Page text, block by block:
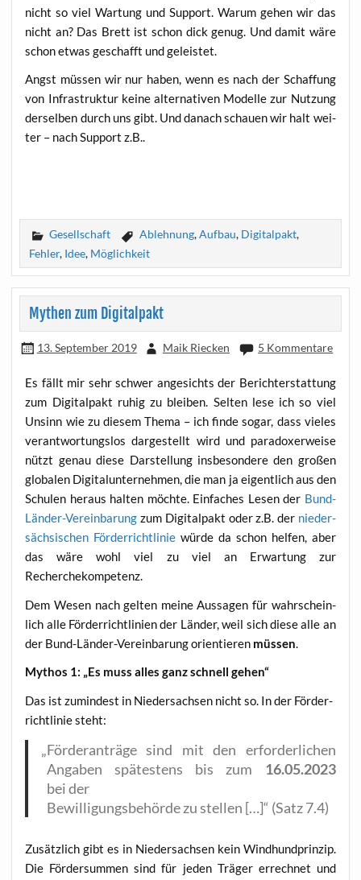
nicht so viel War­tung und Sup­port. War­um gehen wir das
nicht an? Das Brett ist schon dick genug. Und damit wäre
schon etwas geschafft und geleistet.
Angst müs­sen wir nur haben, wenn es nach der Schaf­fung
von Infra­struk­tur kei­ne alter­na­ti­ven Model­le zur Nut­zung
der­sel­ben durch uns gibt. Und danach schau­en wir halt wei­
ter – nach Sup­port z.B..
Gesellschaft Ablehnung,Aufbau, Digitalpakt,
Fehler, Idee, Möglichkeit
Mythen zum Digitalpakt
13. September 2019 Maik Riecken 5 Kommentare
Es fällt mir sehr schwer ange­sichts der Bericht­erstat­tung
zum Digi­tal­pakt ruhig zu blei­ben. Sel­ten lese ich so viel
Unsinn wie zu die­sem The­ma – ich fin­de sogar, dass vie­les
ver­ant­wor­tungs­los dar­ge­stellt wird und para­do­xer­wei­se
nützt genau die­se Dar­stel­lung ins­be­son­de­re den gro­ßen
glo­ba­len Digi­tal­un­ter­neh­men, die man ja eigent­lich aus den
Schu­len her­aus hal­ten möch­te. Ein­fa­ches Lesen der Bund-
Län­der-Ver­ein­ba­rung zum Digi­tal­pakt oder z.B. der nie­der­
säch­si­schen För­der­richt­li­nie wür­de da schon hel­fen, aber
das wäre wohl viel zu viel an Erwar­tung zur
Recherchekompetenz.
Dem Wesen nach gel­ten mei­ne Aus­sa­gen für wahr­schein­
lich alle För­der­richt­li­ni­en der Län­der, weil sich die­se alle an
der Bund-Län­der-Ver­ein­ba­rung ori­en­tie­ren müs­sen.
Mythos 1: „Es muss alles ganz schnell gehen“
Das ist zumin­dest in Nie­der­sach­sen nicht so. In der För­der­
richt­li­nie steht:
„För­der­an­trä­ge sind mit den erfor­der­li­chen
Anga­ben spä­tes­tens bis zum 16.05.2023
bei der
Bewil­li­gungs­be­hör­de zu stel­len […]“ (Satz 7.4)
Zusätz­lich gibt es in Nie­der­sach­sen kein Wind­hund­prin­zip.
Die För­der­sum­men sind für jeden Trä­ger errech­net und